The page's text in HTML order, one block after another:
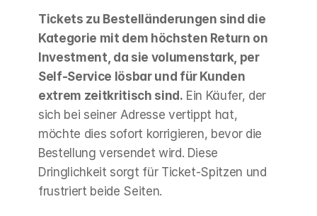
Tickets zu Bestelländerungen sind die
Kategorie mit dem höchsten Return on
Investment, da sie volumenstark, per
Self-Service lösbar und für Kunden
extrem zeitkritisch sind. Ein Käufer, der
sich bei seiner Adresse vertippt hat,
möchte dies sofort korrigieren, bevor die
Bestellung versendet wird. Diese
Dringlichkeit sorgt für Ticket-Spitzen und
frustriert beide Seiten.